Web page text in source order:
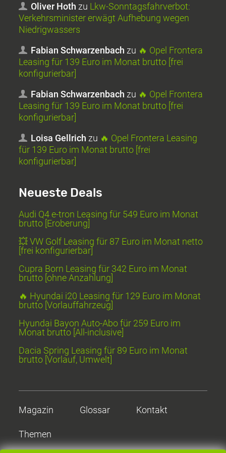
Oliver Hoth zu Lkw-Sonntagsfahrverbot:
Verkehrsminister erwägt Aufhebung wegen
Niedrigwassers
Fabian Schwarzenbach zu 🔥 Opel Frontera
Leasing für 139 Euro im Monat brutto [frei
konfigurierbar]
Fabian Schwarzenbach zu 🔥 Opel Frontera
Leasing für 139 Euro im Monat brutto [frei
konfigurierbar]
Loisa Gellrich zu 🔥 Opel Frontera Leasing
für 139 Euro im Monat brutto [frei
konfigurierbar]
Neueste Deals
Audi Q4 e-tron Leasing für 549 Euro im Monat
brutto [Eroberung]
💥 VW Golf Leasing für 87 Euro im Monat netto
[frei konfigurierbar]
Cupra Born Leasing für 342 Euro im Monat
brutto [ohne Anzahlung]
🔥 Hyundai i20 Leasing für 129 Euro im Monat
brutto [Vorlauffahrzeug]
Hyundai Bayon Auto-Abo für 259 Euro im
Monat brutto [All-inclusive]
Dacia Spring Leasing für 89 Euro im Monat
brutto [Vorlauf, Umwelt]
Magazin Glossar Kontakt
Themen